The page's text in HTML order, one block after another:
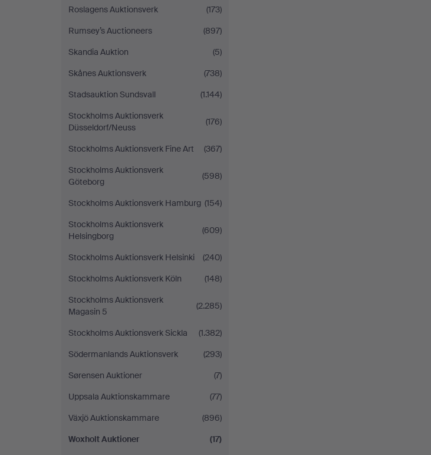
Roslagens Auktionsverk
(173)
Rumsey’s Auctioneers
(897)
Skandia Auktion
(5)
Skånes Auktionsverk
(738)
Stadsauktion Sundsvall
(1.144)
Stockholms Auktionsverk
Düsseldorf/Neuss
(176)
Stockholms Auktionsverk Fine Art
(367)
Stockholms Auktionsverk
Göteborg
(598)
Stockholms Auktionsverk Hamburg (154)
Stockholms Auktionsverk
Helsingborg
(609)
Stockholms Auktionsverk Helsinki
(240)
Stockholms Auktionsverk Köln
(148)
Stockholms Auktionsverk
Magasin 5
(2.285)
Stockholms Auktionsverk Sickla
(1.382)
Södermanlands Auktionsverk
(293)
Sørensen Auktioner
(7)
Uppsala Auktionskammare
(77)
Växjö Auktionskammare
(896)
Woxholt Auktioner
(17)